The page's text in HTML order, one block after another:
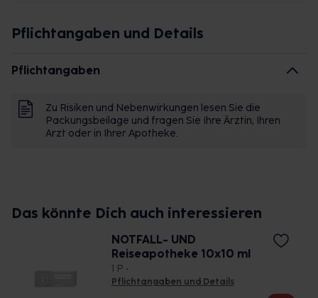
Pflichtangaben und Details
Pflichtangaben
Zu Risiken und Nebenwirkungen lesen Sie die
Packungsbeilage und fragen Sie Ihre Ärztin, Ihren
Arzt oder in Ihrer Apotheke.
Das könnte Dich auch interessieren
NOTFALL- UND
Reiseapotheke 10x10 ml
1 P •
Pflichtangaben und Details